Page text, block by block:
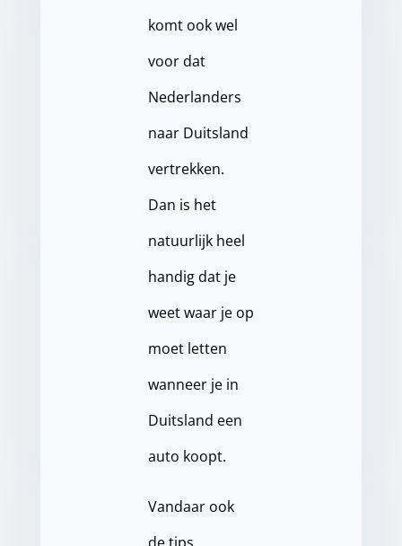
komt ook wel
voor dat
Nederlanders
naar Duitsland
vertrekken.
Dan is het
natuurlijk heel
handig dat je
weet waar je op
moet letten
wanneer je in
Duitsland een
auto koopt.
Vandaar ook